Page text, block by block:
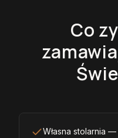
Co
Własna stolarnia